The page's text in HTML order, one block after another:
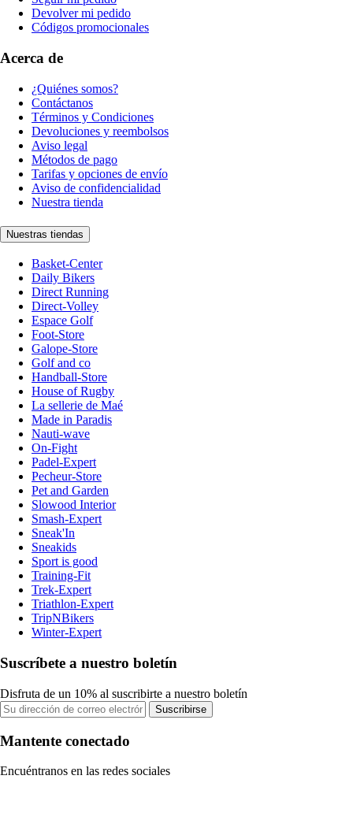
Devolver mi pedido
Códigos promocionales
Acerca de
¿Quiénes somos?
Contáctanos
Términos y Condiciones
Devoluciones y reembolsos
Aviso legal
Métodos de pago
Tarifas y opciones de envío
Aviso de confidencialidad
Nuestra tienda
Nuestras tiendas
Basket-Center
Daily Bikers
Direct Running
Direct-Volley
Espace Golf
Foot-Store
Galope-Store
Golf and co
Handball-Store
House of Rugby
La sellerie de Maé
Made in Paradis
Nauti-wave
On-Fight
Padel-Expert
Pecheur-Store
Pet and Garden
Slowood Interior
Smash-Expert
Sneak'In
Sneakids
Sport is good
Training-Fit
Trek-Expert
Triathlon-Expert
TripNBikers
Winter-Expert
Suscríbete a nuestro boletín
Disfruta de un 10% al suscribirte a nuestro boletín
Suscribirse
Mantente conectado
Encuéntranos en las redes sociales